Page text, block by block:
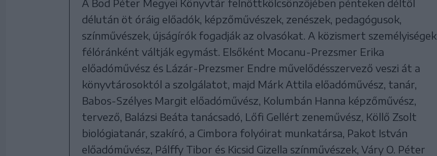
A Bod Péter Megyei Könyvtár felnőttkölcsönzőjében pénteken déltől
délután öt óráig előadók, képzőművészek, zenészek, pedagógusok,
színművészek, újságírók fogadják az olvasókat. A közismert személyiségek
félóránként váltják egymást. Elsőként Mocanu-Prezsmer Erika
előadóművész és Lázár-Prezsmer Endre művelődésszervező veszi át a
könyvtárosoktól a szolgálatot, majd Márk Attila előadóművész, tanár,
Babos-Szélyes Margit előadóművész, Kolumbán Hanna képzőművész,
tervező, Balázsi Beáta tanácsadó, Lőfi Gellért zeneművész, Köllő Zsolt
biológiatanár, szakíró, a Cimbora folyóirat munkatársa, Pakot István
előadóművész, Pálffy Tibor és Kicsid Gizella színművészek, Váry O. Péter